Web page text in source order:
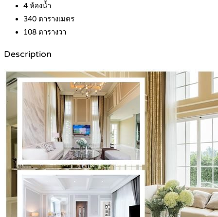
4 ห้องน้ำ
340 ตารางเมตร
108 ตารางวา
Description